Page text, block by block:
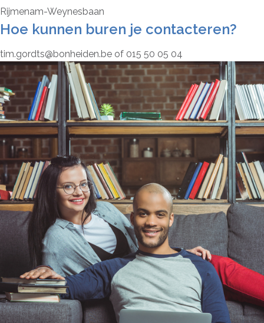
Rijmenam-Weynesbaan
Hoe kunnen buren je contacteren?
tim.gordts@bonheiden.be of 015 50 05 04